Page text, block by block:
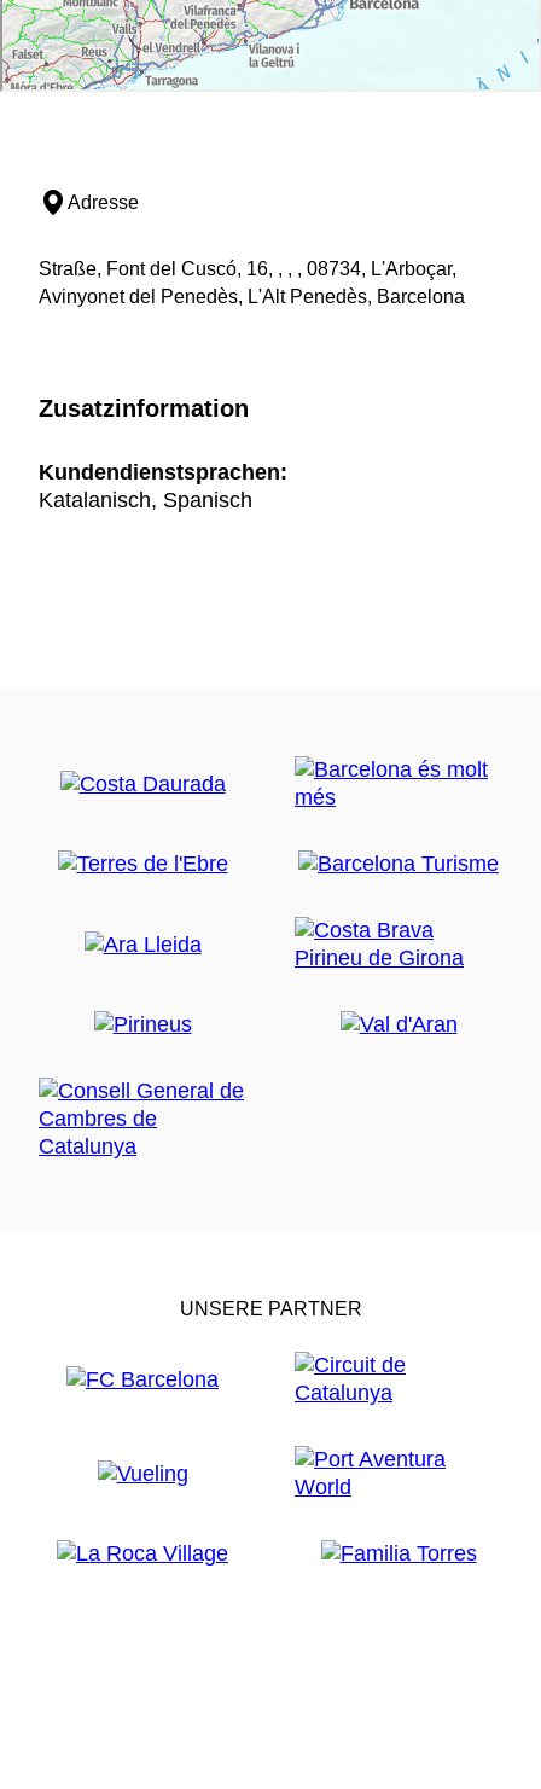
Adresse
Straße, Font del Cuscó, 16, , , , 08734, L'Arboçar,
Avinyonet del Penedès, L'Alt Penedès, Barcelona
Zusatzinformation
Kundendienstsprachen:
Katalanisch, Spanisch
UNSERE PARTNER